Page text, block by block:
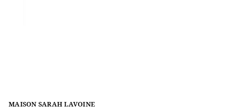
MAISON SARAH LAVOINE